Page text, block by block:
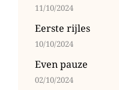
11/10/2024
Eerste rijles
10/10/2024
Even pauze
02/10/2024